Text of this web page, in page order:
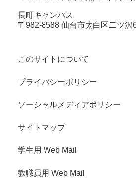
長町キャンパス
〒982-8588 仙台市太白区二ツ沢
このサイトについて
プライバシーポリシー
ソーシャルメディアポリシー
サイトマップ
学生用 Web Mail
教職員用 Web Mail